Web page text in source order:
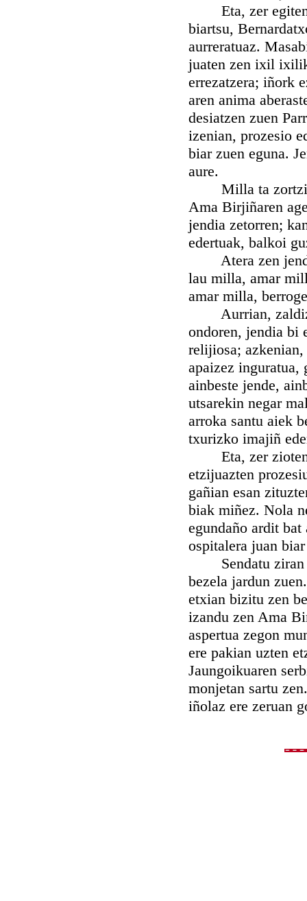
Eta, zer egiten
biartsu,
aurreratuaz.
juaten zen ixil
errezatzera; iñork
aren anima
desiatzen zuen
izenian, prozesio
biar zuen eguna.
aure.
Milla ta
Ama Birjiñaren
jendia zetorren;
edertuak, balkoi
Atera zen
lau milla, amar
amar milla,
Aurrian,
ondoren, jendia bi
relijiosa;
apaizez inguratua,
ainbeste jende,
utsarekin negar
arroka santu aiek
txurizko imajiñ
Eta, zer zioten
etzijuazten
gañian esan
biak miñez. Nola
egundaño ardit
ospitalera juan
Sendatu ziran
bezela jardun
etxian bizitu zen
izandu zen Ama
aspertua zegon
ere pakian uzten
Jaungoikuaren
monjetan sartu
iñolaz ere zeruan